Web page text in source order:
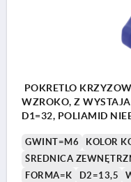
POKRETLO
WZROKO, Z
D1=32, POLIAMID
GWINT=M6
KOLOR
ŚREDNICA
FORMA=K
D2=13,5